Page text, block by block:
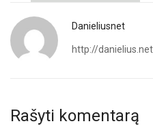
Danieliusnet
http://
Rašyti komentarą